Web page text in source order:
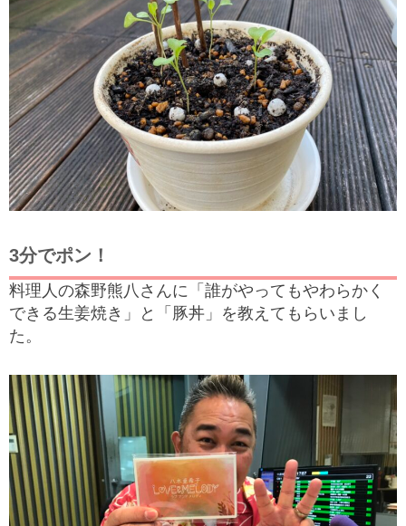
3分でポン！
料理人の森野熊八さんに「誰がやってもやわらかく
できる生姜焼き」と「豚丼」を教えてもらいまし
た。